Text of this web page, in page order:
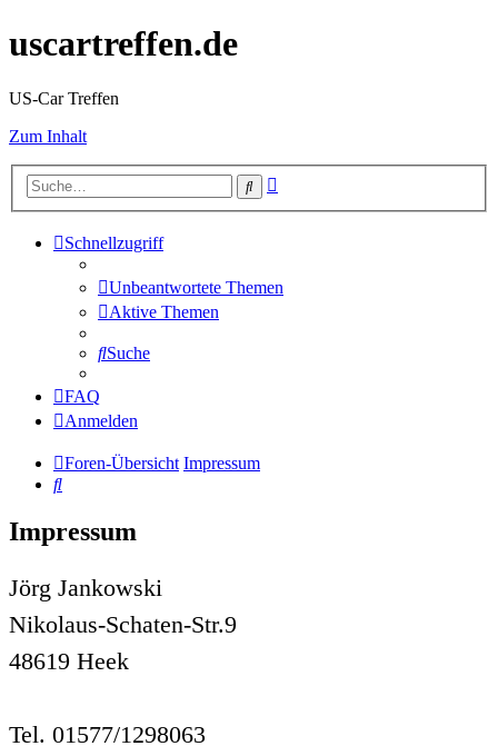
uscartreffen.de
US-Car Treffen
Zum Inhalt
Suche
Schnellzugriff
Unbeantwortete Themen
Aktive Themen
Suche
FAQ
Anmelden
Foren-Übersicht Impressum
Suche
Impressum
Jörg Jankowski
Nikolaus-Schaten-Str.9
48619 Heek
Tel. 01577/1298063